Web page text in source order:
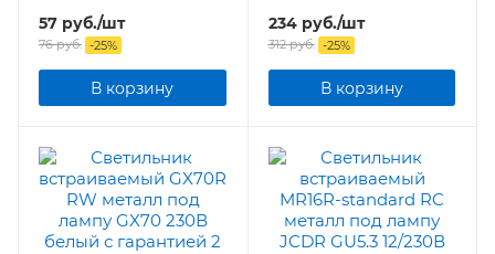
STANDARD металл
белый
57 руб./шт
76руб. -25%
В корзину
GX70 230В хром
234руб./шт
312руб. -25%
В корзину